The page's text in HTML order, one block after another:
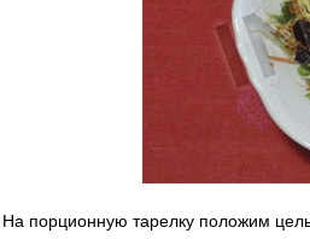
На порционную тарелку положим